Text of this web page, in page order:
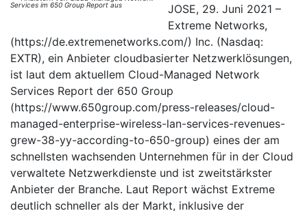
JOSE, 29. Juni 2021 –
Extreme Networks,
(https://de.extremenetworks.com/) Inc. (Nasdaq:
EXTR), ein Anbieter cloudbasierter Netzwerklösungen,
ist laut dem aktuellem Cloud-Managed Network
Services Report der 650 Group
(https://www.650group.com/press-releases/cloud-
managed-enterprise-wireless-lan-services-revenues-
grew-38-yy-according-to-650-group) eines der am
schnellsten wachsenden Unternehmen für in der Cloud
verwaltete Netzwerkdienste und ist zweitstärkster
Anbieter der Branche. Laut Report wächst Extreme
deutlich schneller als der Markt, inklusive der